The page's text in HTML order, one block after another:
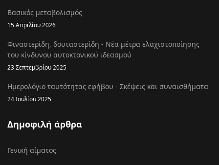
Βασικός μεταβολισμός
15 Απριλίου 2026
Φιναστερίδη, δουταστερίδη - Νέα μέτρα ελαχιστοποίησης
του κίνδυνου αυτοκτονικού ιδεασμού
23 Σεπτεμβρίου 2025
Ημερολόγιο ταυτότητας εφήβου - Σκέψεις και συναισθήματα
24 Ιουλίου 2025
Δημοφιλή άρθρα
Γενική αίματος